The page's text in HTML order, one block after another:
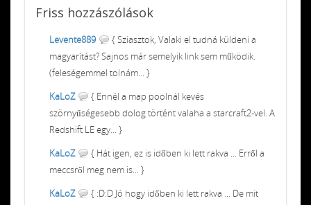
Friss hozzászólások
Levente889
{ Sziasztok, Valaki el tudná küldeni a
magyarítást? Sajnos már semelyik link sem működik.
(feleségemmel tolnám... }
KaLoZ
{ Ennél a map poolnál kevés
szörnyűségesebb dolog történt valaha a starcraft2-vel. A
Redshift LE egy... }
KaLoZ
{ Hát igen, ez is időben ki lett rakva ... Erről a
meccsről meg nem is... }
KaLoZ
{ :D:D Jó hogy időben ki lett rakva ... De mit